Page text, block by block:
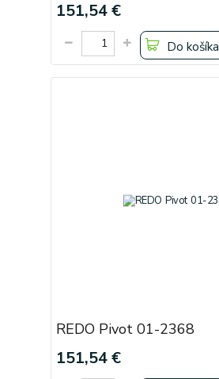
151,54 €
Do košíka
REDO Pivot 01-2368
151,54 €